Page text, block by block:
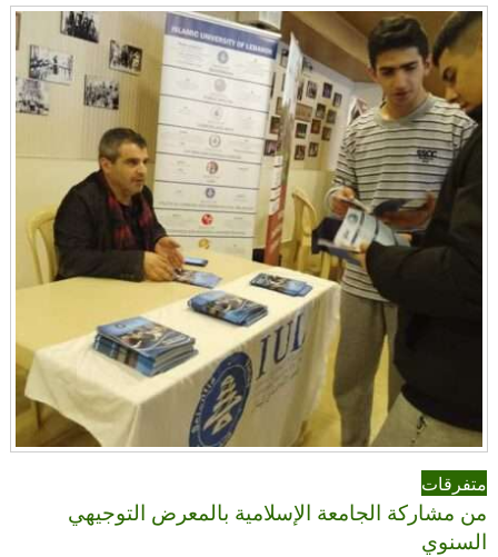
متفرقات
من مشاركة الجامعة الإسلامية بالمعرض التوجيهي
السنوي